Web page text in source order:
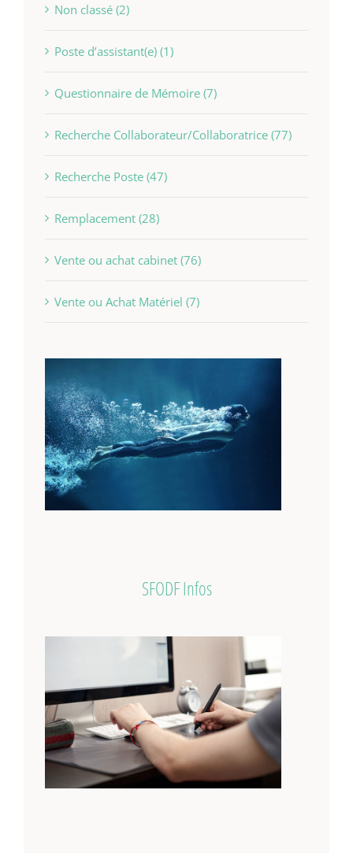
Non classé (2)
Poste d’assistant(e) (1)
Questionnaire de Mémoire (7)
Recherche Collaborateur/Collaboratrice (77)
Recherche Poste (47)
Remplacement (28)
Vente ou achat cabinet (76)
Vente ou Achat Matériel (7)
SFODF Infos